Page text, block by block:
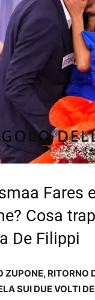
Fares
Cosa
De Filippi
RITORNO
SUI DUE VOLTI